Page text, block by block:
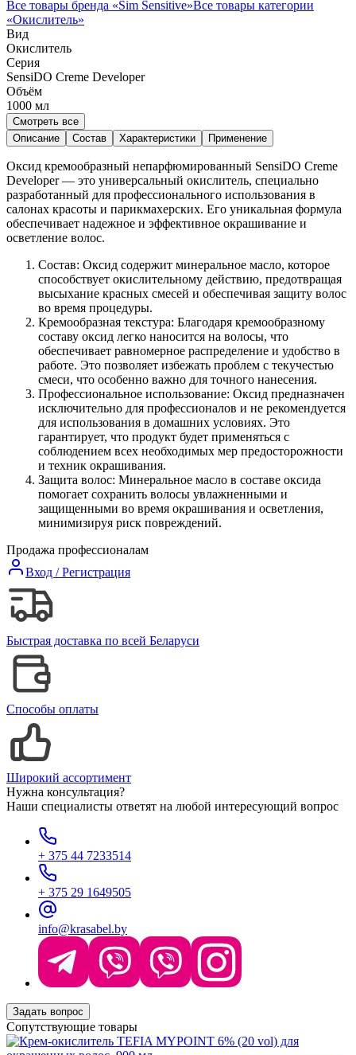
Все товары бренда «Sim Sensitive»Все товары категории
«Окислитель»
Вид
Окислитель
Серия
SensiDO Creme Developer
Объём
1000 мл
Смотреть все
Описание
Состав Характеристики Применение
Оксид кремообразный непарфюмированный SensiDO Creme
Developer — это универсальный окислитель, специально
разработанный для профессионального использования в
салонах красоты и парикмахерских. Его уникальная формула
обеспечивает надежное и эффективное окрашивание и
осветление волос.
Состав: Оксид содержит минеральное масло, которое
способствует окислительному действию, предотвращая
высыхание красных смесей и обеспечивая защиту волос
во время процедуры.
Кремообразная текстура: Благодаря кремообразному
составу оксид легко наносится на волосы, что
обеспечивает равномерное распределение и удобство в
работе. Это позволяет избежать проблем с текучестью
смеси, что особенно важно для точного нанесения.
Профессиональное использование: Оксид предназначен
исключительно для профессионалов и не рекомендуется
для использования в домашних условиях. Это
гарантирует, что продукт будет применяться с
соблюдением всех необходимых мер предосторожности
и техник окрашивания.
Защита волос: Минеральное масло в составе оксида
помогает сохранить волосы увлажненными и
защищенными во время окрашивания и осветления,
минимизируя риск повреждений.
Продажа профессионалам
Вход / Регистрация
Быстрая доставка по всей Беларуси
Способы оплаты
Широкий ассортимент
Нужна консультация?
Наши специалисты ответят на любой интересующий вопрос
+ 375 44 7233514
+ 375 29 1649505
info@krasabel.by
Задать вопрос
Сопутствующие товары